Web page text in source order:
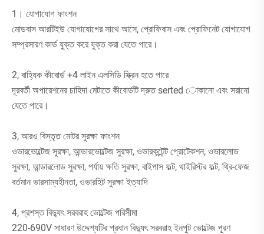
1। যোগাযোগ ফাংশন
মোডবাস আরটিইউ যোগাযোগের সাথে আসে, প্রোফিবাস এবং প্রোফিনেট যোগাযোগ
সম্প্রসারণ কার্ড যুক্ত করে যুক্ত করা যেতে পারে।
2, বাহ্যিক কীবোর্ড +4 লাইন এলসিডি স্ক্রিন হতে পারে
দূরবর্তী অপারেশনের চাহিদা মেটাতে কীবোর্ডটি দ্রুত serted োকানো এবং সরানো
যেতে পারে।
3, আরও বিস্তৃত মোটর সুরক্ষা ফাংশন
ওভারভোল্টেজ সুরক্ষা, আন্ডারভোল্টেজ সুরক্ষা, ওভারকন্টেন্ট প্রোটেকশন, ওভারলোড
সুরক্ষা, আন্ডারলোড সুরক্ষা, পর্যায় ক্ষতি সুরক্ষা, বাইপাস ফল্ট, থাইরিস্টর ফল্ট, থ্রি-ফেজ
বর্তমান ভারসাম্যহীনতা, ওভারহিট সুরক্ষা ইত্যাদি
4, প্রশস্ত বিদ্যুৎ সরবরাহ ভোল্টেজ পরিসীমা
220-690V সাধারণ উদ্দেশ্যটির প্রধান বিদ্যুৎ সরবরাহ ইনপুট ভোল্টেজ পূরণ